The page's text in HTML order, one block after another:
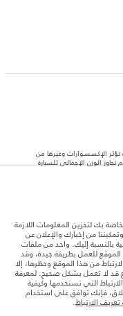
الإكسسوارات وغيرها من
الوزن الإجمالي للسيارة
الموقع قد تختلف من بلد إلى
المحلي للتأكد من توفّرها
في أشباه الموصلات يؤثر حاليًا
هذا ظرف ديناميكي
الويب حاليًا المواصفات الحالية
يرجى استشارة وكيلك الذي
مدروس
الاتحاد الأوروبي. قد
الاختبارات كما أن هذه
بك لتخزين المعلومات اللازمة
من إخبارك والإعلان عن
بالنسبة إليك. واحد من ملفات
للعمل بطريقة جيدة، وقد
من هذا الموقع وحظرها، إلا
قد لا تعمل بشكل صحيح. لمعرفة
التي نستخدمها وكيفية
فإنك توافق على استخدام
الارتباط.